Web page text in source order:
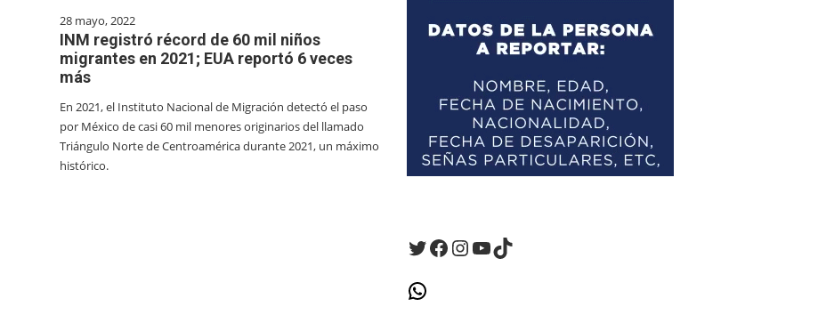
28 mayo, 2022
INM registró récord de 60 mil niños
migrantes en 2021; EUA reportó 6 veces
más
En 2021, el Instituto Nacional de Migración detectó el paso
por México de casi 60 mil menores originarios del llamado
Triángulo Norte de Centroamérica durante 2021, un máximo
histórico.
Twitter
Facebook
Instagram
YouTube
TikTok
WhatsApp